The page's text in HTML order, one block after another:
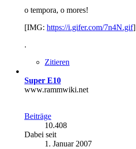
o tempora, o mores!
[IMG: https://i.gifer.com/7n4N.gif]
.
Zitieren
Super E10
www.rammwiki.net
Beiträge
10.408
Dabei seit
1. Januar 2007